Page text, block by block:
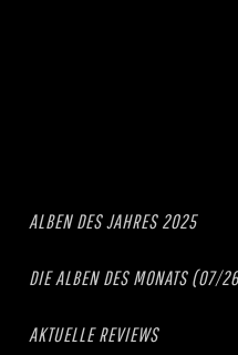
ALBEN DES JAHRES 2025
DIE ALBEN DES MONATS (07/
AKTUELLE REVIEWS